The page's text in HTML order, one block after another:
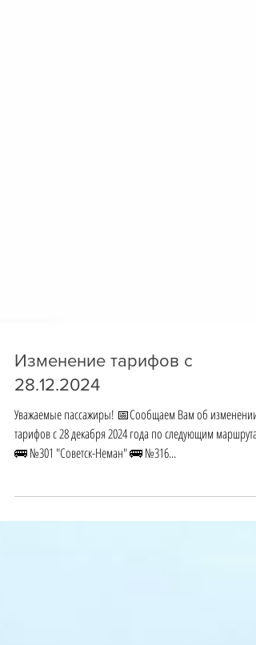
Изменение тарифов с
28.12.2024
тарифов с 28 декабря 2024 года по следующим
🚌 №301 "Советск-Неман" 🚌 №316...